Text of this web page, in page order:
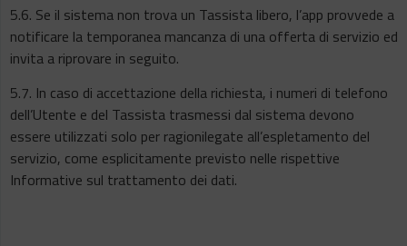
5.6. Se il sistema non trova un Tassista libero, l’app provvede a
notificare la temporanea mancanza di una offerta di servizio ed
invita a riprovare in seguito.
5.7. In caso di accettazione della richiesta, i numeri di telefono
dell’Utente e del Tassista trasmessi dal sistema devono
essere utilizzati solo per ragionilegate all’espletamento del
servizio, come esplicitamente previsto nelle rispettive
Informative sul trattamento dei dati.